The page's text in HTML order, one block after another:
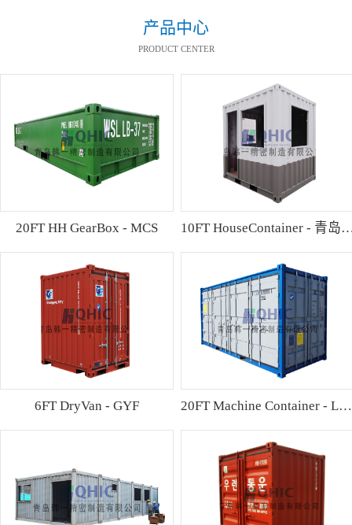
产品中心
PRODUCT CENTER
20FT HH GearBox - MCS 10FT
6FT DryVan - GYF 20FT Machine Container - Lamor